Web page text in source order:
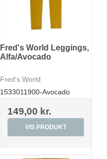
Fred's World Leggings,
Alfa/Avocado
Fred's World
1533011900-Avocado
149,00 kr.
VIS PRODUKT